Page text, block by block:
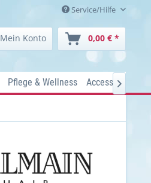
Service/Hilfe
Mein Konto 0,00 € *
Pflege & Wellness Accessoires
